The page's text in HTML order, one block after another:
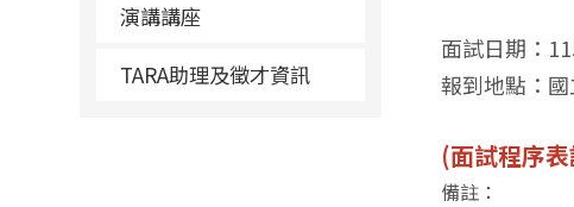
演講講座
TARA助理及徵才資訊
面試日期：
報到地點：
(面試程序
備註：